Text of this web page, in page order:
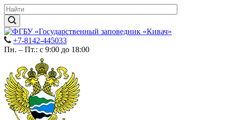
+7-8142-445033
Пн. – Пт.: с 9:00 до 18:00